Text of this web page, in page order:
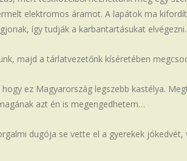
elektromos áramot. A lapátok ma
így tudják a karbantartásukat elvégezni.
majd a tárlatvezetőnk kíséretében
hogy ez Magyarország legszebb kastélya.
azt én is megengedhetem…
dugója se vette el a gyerekek